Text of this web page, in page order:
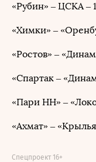
«Рубин» – ЦСКА –
«Химки» –
«Ростов» –
«Спартак –
«Пари НН» –
«Ахмат» –
Спецпроект 16+